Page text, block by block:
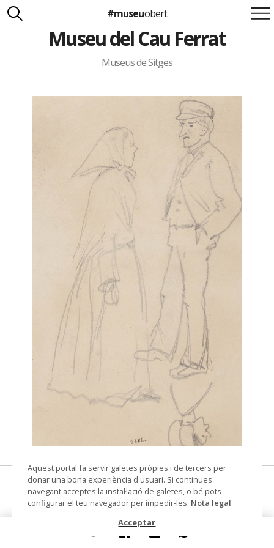
Suma't a la iniciativa
Carlota Royo
Francesca Barcellona
#museuobert
Museu del Cau Ferrat
Museus de Sitges
© Arxiu Fotogràfic del Consorci del Patrimoni de
Sitges
Dues figures i un cap
dibuix
Aquest portal fa servir galetes pròpies i de tercers per
donar una bona experiència d'usuari. Si continues
navegant acceptes la instal·lació de galetes, o bé pots
configurar el teu navegador per impedir-les. Nota legal.
Acceptar